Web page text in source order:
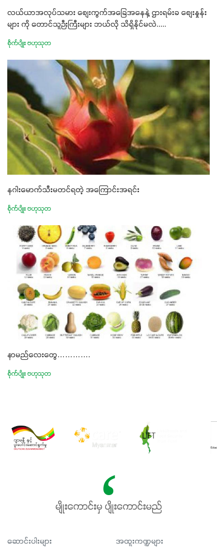
လယ်ယာအလုပ်သမား စျေးကွက်အခြေအနေနဲ့ ဌားရမ်းခ စျေးနှုန်း
များ ကို တောင်သူဉီးကြီးများ ဘယ်လို သိရှိနိုင်မလဲ.....
စိုက်ပျိုး ဗဟုသုတ
နဂါးမောက်သီးမတင်ရတဲ့ အကြောင်းအရင်း
စိုက်ပျိုး ဗဟုသုတ
နာမည်လေးတွေ………….
စိုက်ပျိုး ဗဟုသုတ
မျိုးကောင်းမှ ပျိုးကောင်းမည်
ဆောင်းပါးများ အထူးကဏ္ဍများ